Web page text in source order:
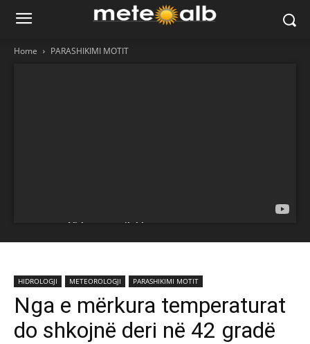
Home PARASHIKIMI MOTIT
HIDROLOGJI METEOROLOGJI PARASHIKIMI MOTIT
Nga e mërkura temperaturat
do shkojnë deri në 42 gradë